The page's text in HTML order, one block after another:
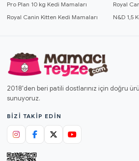
Pro Plan 10 kg Kedi Mamaları
Royal
Royal Canin Kitten Kedi Mamaları
N&D 1,5
2018'den beri patili dostlarınız için doğru
sunuyoruz.
BIZI TAKIP EDIN